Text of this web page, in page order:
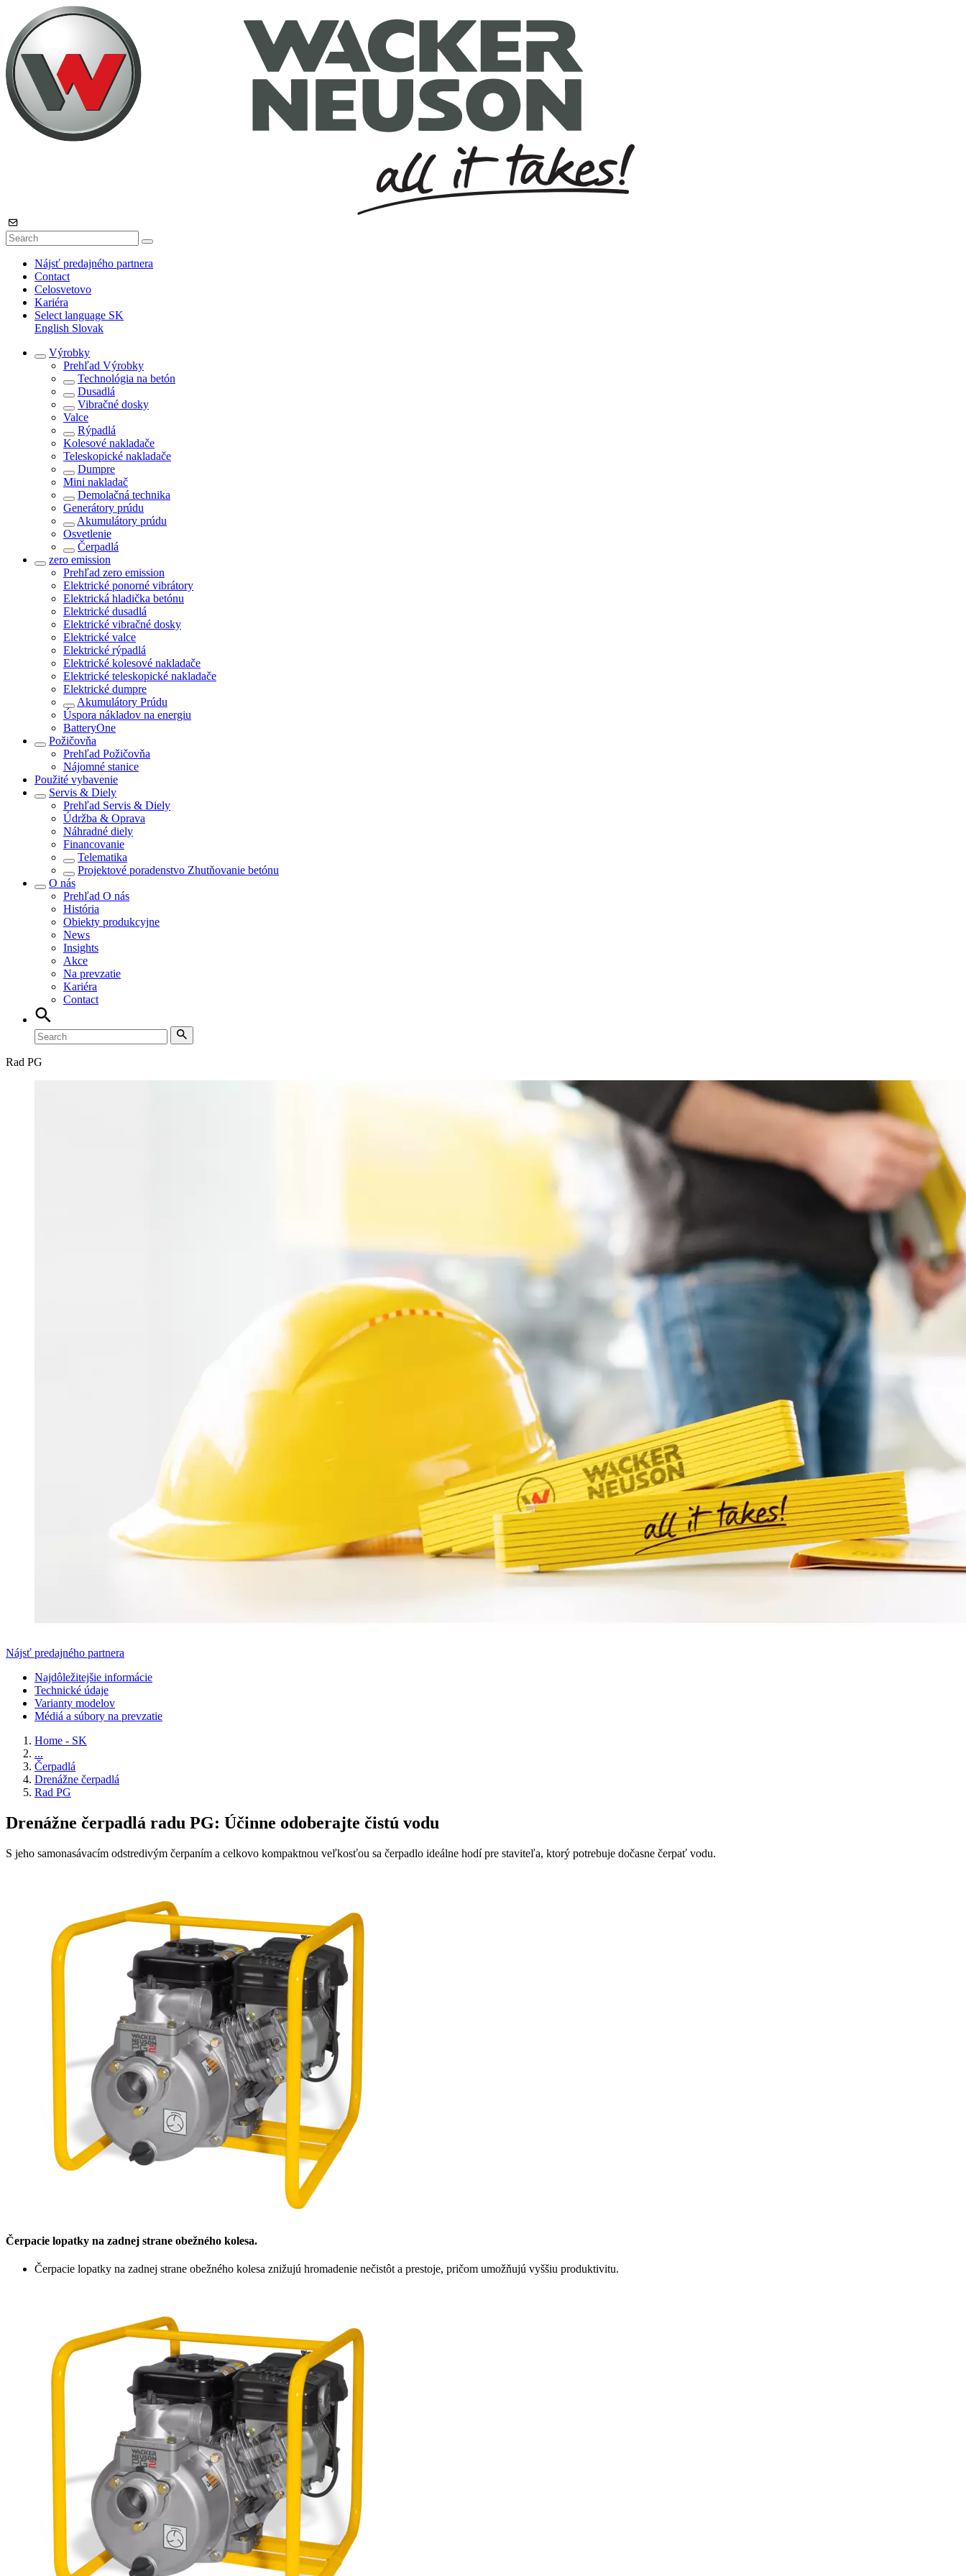
Nájsť predajného partnera
Contact
Celosvetovo
Kariéra
Select language SK
English Slovak
Výrobky
Prehľad Výrobky
Technológia na betón
Dusadlá
Vibračné dosky
Valce
Rýpadlá
Kolesové nakladače
Teleskopické nakladače
Dumpre
Mini nakladač
Demolačná technika
Generátory prúdu
Akumulátory prúdu
Osvetlenie
Čerpadlá
zero emission
Prehľad zero emission
Elektrické ponorné vibrátory
Elektrická hladička betónu
Elektrické dusadlá
Elektrické vibračné dosky
Elektrické valce
Elektrické rýpadlá
Elektrické kolesové nakladače
Elektrické teleskopické nakladače
Elektrické dumpre
Akumulátory Prúdu
Úspora nákladov na energiu
BatteryOne
Požičovňa
Prehľad Požičovňa
Nájomné stanice
Použité vybavenie
Servis & Diely
Prehľad Servis & Diely
Údržba & Oprava
Náhradné diely
Financovanie
Telematika
Projektové poradenstvo Zhutňovanie betónu
O nás
Prehľad O nás
História
Obiekty produkcyjne
News
Insights
Akce
Na prevzatie
Kariéra
Contact
Rad PG
Nájsť predajného partnera
Najdôležitejšie informácie
Technické údaje
Varianty modelov
Médiá a súbory na prevzatie
Home - SK
...
Čerpadlá
Drenážne čerpadlá
Rad PG
Drenážne čerpadlá radu PG: Účinne odoberajte čistú vodu
S jeho samonasávacím odstredivým čerpaním a celkovo kompaktnou veľkosťou sa čerpadlo ideálne hodí pre staviteľa, ktorý potrebuje dočasne čerpať vodu.
Čerpacie lopatky na zadnej strane obežného kolesa.
Čerpacie lopatky na zadnej strane obežného kolesa znižujú hromadenie nečistôt a prestoje, pričom umožňujú vyššiu produktivitu.